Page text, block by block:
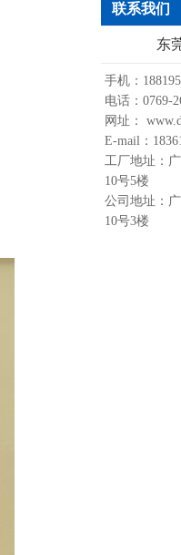
联系我们
东
手机：
电话：0769-
网址：
E-mail：
工厂地址：
10号5楼
公司地址：
10号3楼